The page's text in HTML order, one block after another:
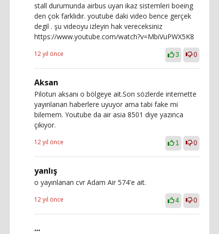
stall durumunda airbus uyarı ikaz sistemleri boeing
den çok farklıdır. youtube daki video bence gerçek
degil . şu videoyu izleyin hak vereceksiniz
https://www.youtube.com/watch?v=MbiVuPWX5K8
12 yıl önce 3 0
Aksan
Pilotun aksanı o bölgeye ait.Son sözlerde internette
yayınlanan haberlere uyuyor ama tabi fake mi
bilemem. Youtube da air asia 8501 diye yazınca
çıkıyor.
12 yıl önce 1 0
yanlış
o yayınlanan cvr Adam Air 574'e ait.
12 yıl önce 4 0
...